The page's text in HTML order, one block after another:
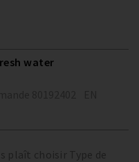
water
plaît choisir Type de